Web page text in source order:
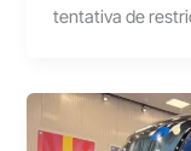
tentativa de